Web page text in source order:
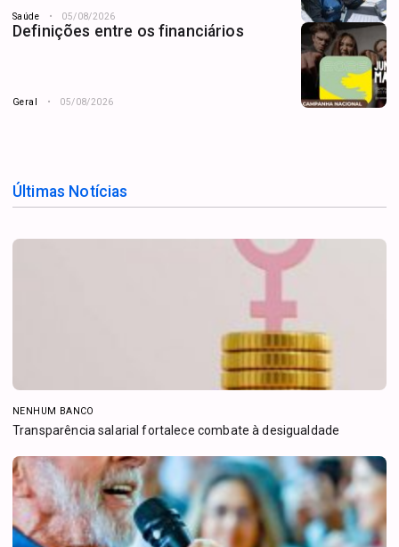
Saúde 05/08/2026
Definições entre os financiários
Geral 05/08/2026
Últimas Notícias
NENHUM BANCO
Transparência salarial fortalece combate à desigualdade